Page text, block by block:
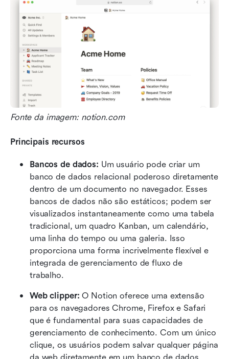
Fonte da imagem: notion.com
Principais recursos
Bancos de dados: Um usuário pode criar um
banco de dados relacional poderoso diretamente
dentro de um documento no navegador. Esses
bancos de dados não são estáticos; podem ser
visualizados instantaneamente como uma tabela
tradicional, um quadro Kanban, um calendário,
uma linha do tempo ou uma galeria. Isso
proporciona uma forma incrivelmente flexível e
integrada de gerenciamento de fluxo de
trabalho.
Web clipper: O Notion oferece uma extensão
para os navegadores Chrome, Firefox e Safari
que é fundamental para suas capacidades de
gerenciamento de conhecimento. Com um único
clique, os usuários podem salvar qualquer página
da web diretamente em um banco de dados